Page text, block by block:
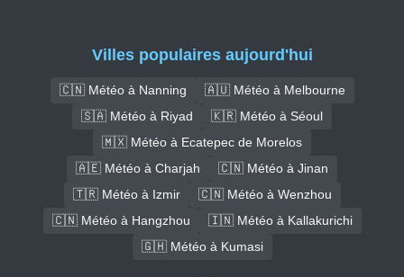
Villes populaires aujourd'hui
🇨🇳 Météo à Nanning
🇦🇺 Météo à Melbourne
🇸🇦 Météo à Riyad
🇰🇷 Météo à Séoul
🇲🇽 Météo à Ecatepec de Morelos
🇦🇪 Météo à Charjah
🇨🇳 Météo à Jinan
🇹🇷 Météo à Izmir
🇨🇳 Météo à Wenzhou
🇨🇳 Météo à Hangzhou
🇮🇳 Météo à Kallakurichi
🇬🇭 Météo à Kumasi